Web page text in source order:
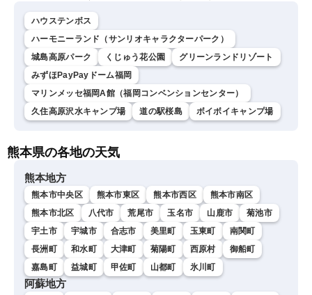
ハウステンボス
ハーモニーランド（サンリオキャラクターパーク）
城島高原パーク
くじゅう花公園
グリーンランドリゾート
みずほPayPayドーム福岡
マリンメッセ福岡A館（福岡コンベンションセンター）
久住高原沢水キャンプ場
道の駅桜島 ボイボイキャンプ場
熊本県の各地の天気
熊本地方
熊本市中央区 熊本市東区 熊本市西区
熊本市南区
熊本市北区
八代市 荒尾市 玉名市 山鹿市
菊池市
宇土市
宇城市 合志市 美里町 玉東町
南関町
長洲町
和水町 大津町 菊陽町 西原村
御船町
嘉島町
益城町 甲佐町 山都町 氷川町
阿蘇地方